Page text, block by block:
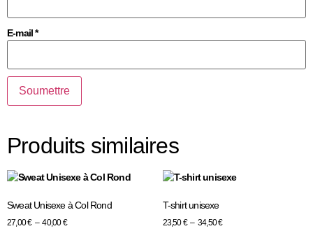
E-mail*
Produits similaires
Sweat Unisexe à Col Rond
27,00€ – 40,00€
T-shirt unisexe
23,50€ – 34,50€